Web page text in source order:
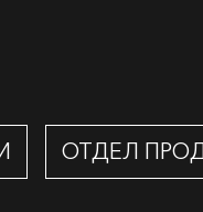
ОТДЕЛ